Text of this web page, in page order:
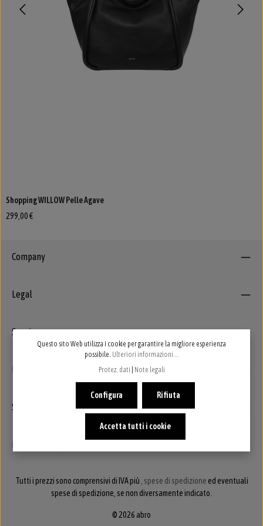
Shopping WILLOW Pelle Agave
299,00 €
Company
Legal
Service
Newsletter
Sociale
Metodi di pagamento
© 2026 abro
Tutti i prezzi sono comprensivi di IVA più , spese di spedizione ed eventuali
spese di spedizione, se non diversamente indicato.
Questo sito Web utilizza i cookie per garantire la migliore esperienza
possibile. Ulteriori informazioni...
Protez. dati
Note legali
Rifiuta
Configura
Accetta tutti i cookie